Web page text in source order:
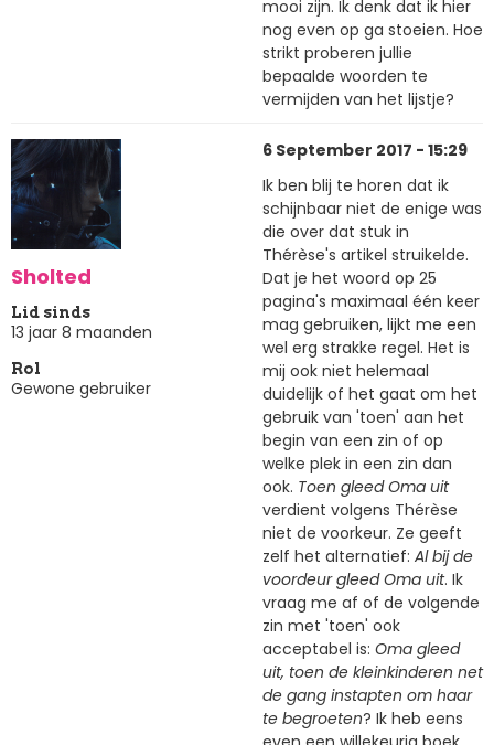
mooi zijn. Ik denk dat ik hier
nog even op ga stoeien. Hoe
strikt proberen jullie
bepaalde woorden te
vermijden van het lijstje?
Sholted
Lid sinds
13 jaar 8 maanden
Rol
Gewone gebruiker
6 September 2017 - 15:29
Ik ben blij te horen dat ik
schijnbaar niet de enige was
die over dat stuk in
Thérèse's artikel struikelde.
Dat je het woord op 25
pagina's maximaal één keer
mag gebruiken, lijkt me een
wel erg strakke regel. Het is
mij ook niet helemaal
duidelijk of het gaat om het
gebruik van 'toen' aan het
begin van een zin of op
welke plek in een zin dan
ook. Toen gleed Oma uit
verdient volgens Thérèse
niet de voorkeur. Ze geeft
zelf het alternatief: Al bij de
voordeur gleed Oma uit. Ik
vraag me af of de volgende
zin met 'toen' ook
acceptabel is: Oma gleed
uit, toen de kleinkinderen net
de gang instapten om haar
te begroeten? Ik heb eens